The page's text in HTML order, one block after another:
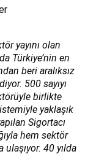
yayını olan
Türkiye’nin en
beri aralıksız
500 sayıyı
birlikte
yaklaşık
Sigortacı
hem sektör
ulaşıyor. 40 yılda